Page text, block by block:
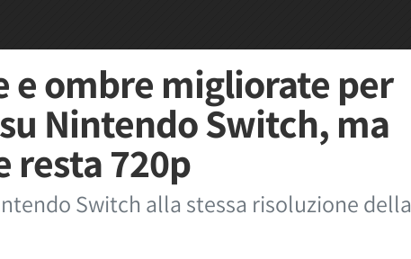
e ombre migliorate per
Nintendo Switch, ma
resta 720p
Switch alla stessa risoluzione della